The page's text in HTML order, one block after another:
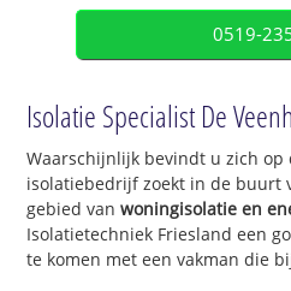
0519-
Isolatie Specialist De
Waarschijnlijk bevindt u zich op
isolatiebedrijf zoekt in de buurt
gebied vanwoningisolatie en
Isolatietechniek Friesland een
te komen met een vakman die